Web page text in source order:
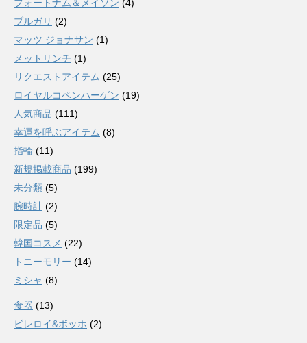
フォートナム＆メイソン (4)
ブルガリ (2)
マッツ ジョナサン (1)
メットリンチ (1)
リクエストアイテム (25)
ロイヤルコペンハーゲン (19)
人気商品 (111)
幸運を呼ぶアイテム (8)
指輪 (11)
新規掲載商品 (199)
未分類 (5)
腕時計 (2)
限定品 (5)
韓国コスメ (22)
トニーモリー (14)
ミシャ (8)
食器 (13)
ビレロイ&ボッホ (2)